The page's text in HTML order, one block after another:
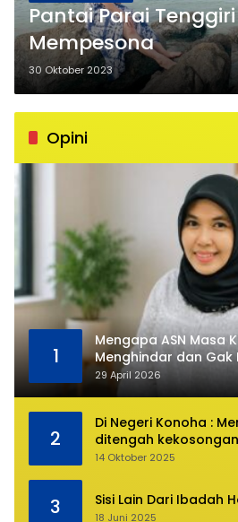
Pantai Parai
Mempesona
30 Oktober 2023
Opini
1
Mengapa ASN Masa
Menghindar dan Gak
29 April 2026
2
Di Negeri Konoha :
ditengah
14 Oktober 2025
3 Sisi Lain Dari Ibadah
18 Juni 2025